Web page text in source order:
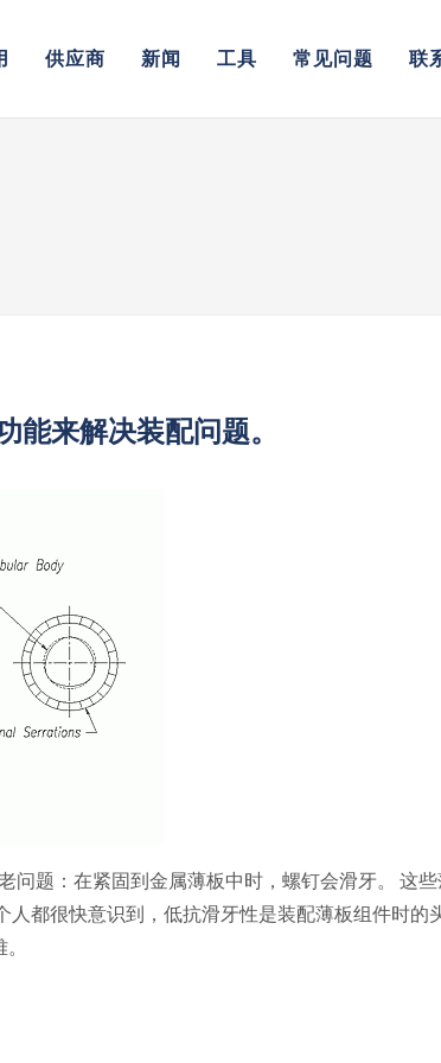
供应商 新闻 工具 常见问题 联
能来解决装配问题。
问题：在紧固到金属薄板中时，螺钉会滑牙。 这
都很快意识到，低抗滑牙性是装配薄板组件时的